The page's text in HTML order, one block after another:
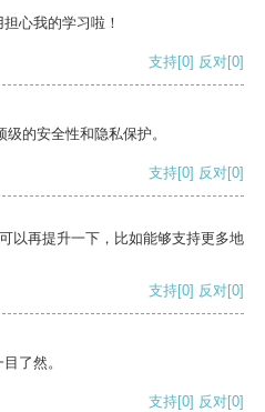
心我的学习啦！
支持[0] 反对[0]
的安全性和隐私保护。
支持[0] 反对[0]
以再提升一下，比如能够支持更多地
支持[0] 反对[0]
了然。
支持[0] 反对[0]